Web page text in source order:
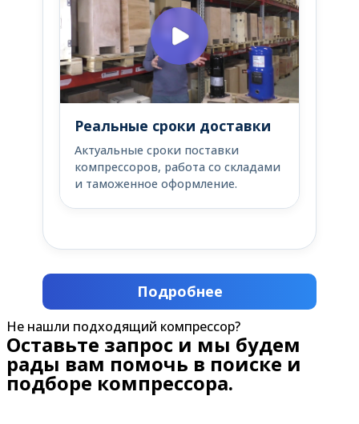
Реальные сроки доставки
Актуальные сроки поставки
компрессоров, работа со складами
и таможенное оформление.
Подробнее
Не нашли подходящий компрессор?
Оставьте запрос и мы будем
рады вам помочь в поиске и
подборе компрессора.